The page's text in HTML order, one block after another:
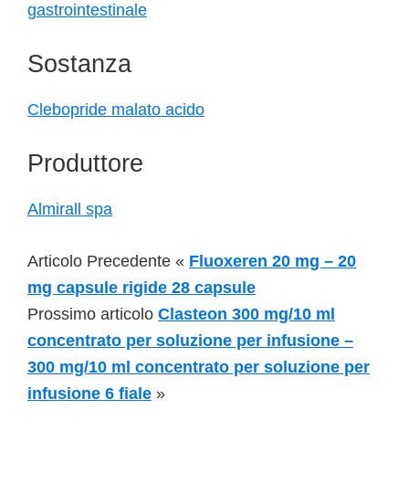
gastrointestinale
Sostanza
Clebopride malato acido
Produttore
Almirall spa
Articolo Precedente « Fluoxeren 20 mg – 20
mg capsule rigide 28 capsule
Prossimo articolo Clasteon 300 mg/10 ml
concentrato per soluzione per infusione –
300 mg/10 ml concentrato per soluzione per
infusione 6 fiale »